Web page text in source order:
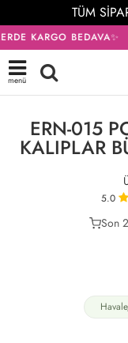
TÜM
KARGO BEDAVA✨
menü
ERN-015
KALIPLAR
5.0
Son